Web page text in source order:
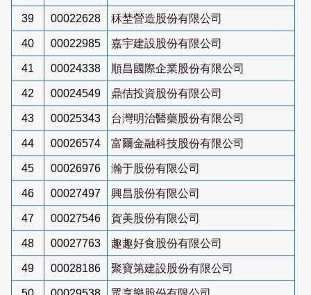
39 00022628 秝埜營造股份有限公司
40 00022985 嘉宇建設股份有限公司
41 00024338 順昌國際企業股份有限公司
42 00024549 鼎佶投資股份有限公司
43 00025343 台灣明治醫藥股份有限公司
44 00026574 富爾金融科技股份有限公司
45 00026976 瀚于股份有限公司
46 00027497 興昌股份有限公司
47 00027546 賀美股份有限公司
48 00027763 趣趣好食股份有限公司
49 00028186 聚寶第建設股份有限公司